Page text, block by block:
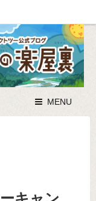
MENU